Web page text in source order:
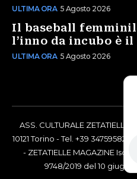
ULTIMA ORA 5 Agosto 2026
Il baseball
l’inno da incubo è
ULTIMA ORA 5 Agosto 2026
ASS. CULTURALE ZETATIELLE
10121 Torino - Tel. +39
- ZETATIELLE MAGAZINE
9748/2019 del 10 giugno